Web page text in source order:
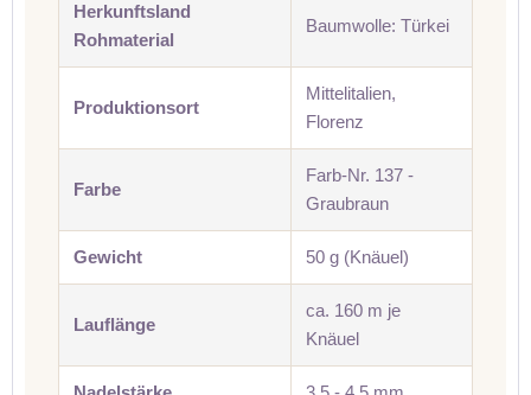
Herkunftsland
Rohmaterial
Baumwolle: Türkei
Produktionsort
Mittelitalien,
Florenz
Farbe
Farb-Nr. 137 -
Graubraun
Gewicht 50 g (Knäuel)
Lauflänge
ca. 160 m je
Knäuel